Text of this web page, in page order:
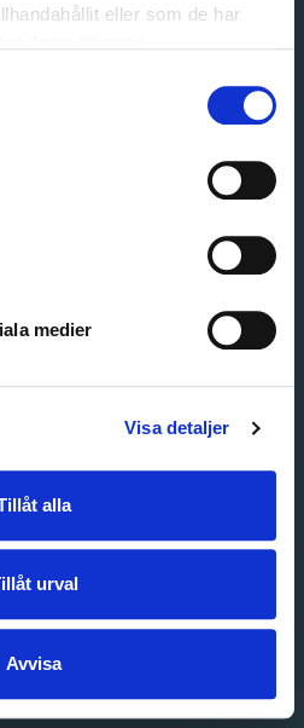
eller som de har
medier
Visa detaljer
alla
urval
Avvisa
Customer service